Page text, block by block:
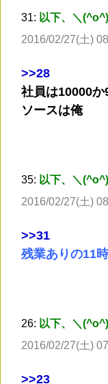
31: 以下、＼
2016/02/27(土)
>>28
社員は10000
ソースは俺
35: 以下、＼
2016/02/27(土)
>>31
残業ありの11
26: 以下、＼
2016/02/27(土)
>>23